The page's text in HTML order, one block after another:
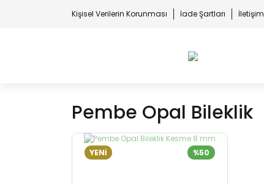
Kişisel Verilerin Korunması İade Şartları İletişim
Pembe Opal Bileklik
%50
YENİ